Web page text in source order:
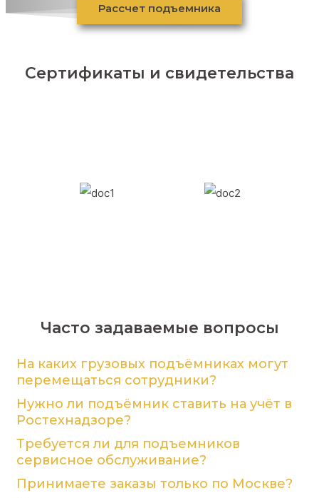
Рассчет подъемника
Сертификаты и свидетельства
Часто задаваемые вопросы
На каких грузовых подъёмниках могут
перемещаться сотрудники?
Нужно ли подъёмник ставить на учёт в
Ростехнадзоре?
Требуется ли для подъемников
сервисное обслуживание?
Принимаете заказы только по Москве?